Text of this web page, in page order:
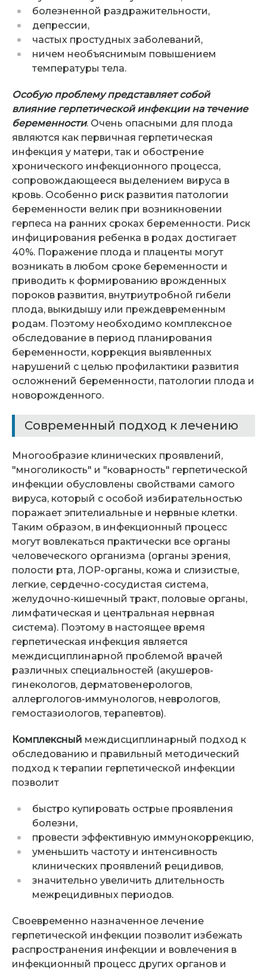
болезненной раздражительности,
депрессии,
частых простудных заболеваний,
ничем необъяснимым повышением
температуры тела.
Особую проблему представляет собой
влияние герпетической инфекции на течение
беременности. Очень опасными для плода
являются как первичная герпетическая
инфекция у матери, так и обострение
хронического инфекционного процесса,
сопровождающееся выделением вируса в
кровь. Особенно риск развития патологии
беременности велик при возникновении
герпеса на ранних сроках беременности. Риск
инфицирования ребенка в родах достигает
40%. Поражение плода и плаценты могут
возникать в любом сроке беременности и
приводить к формированию врожденных
пороков развития, внутриутробной гибели
плода, выкидышу или преждевременным
родам. Поэтому необходимо комплексное
обследование в период планирования
беременности, коррекция выявленных
нарушений с целью профилактики развития
осложнений беременности, патологии плода и
новорожденного.
Современный подход к лечению
Многообразие клинических проявлений,
"многоликость" и "коварность" герпетической
инфекции обусловлены свойствами самого
вируса, который с особой избирательностью
поражает эпителиальные и нервные клетки.
Таким образом, в инфекционный процесс
могут вовлекаться практически все органы
человеческого организма (органы зрения,
полости рта, ЛОР-органы, кожа и слизистые,
легкие, сердечно-сосудистая система,
желудочно-кишечный тракт, половые органы,
лимфатическая и центральная нервная
система). Поэтому в настоящее время
герпетическая инфекция является
междисциплинарной проблемой врачей
различных специальностей (акушеров-
гинекологов, дерматовенерологов,
аллергологов-иммунологов, неврологов,
гемостазиологов, терапевтов).
Комплексный междисциплинарный подход к
обследованию и правильный методический
подход к терапии герпетической инфекции
позволит
быстро купировать острые проявления
болезни,
провести эффективную иммунокоррекцию,
уменьшить частоту и интенсивность
клинических проявлений рецидивов,
значительно увеличить длительность
межрецидивных периодов.
Своевременно назначенное лечение
герпетической инфекции позволит избежать
распространения инфекции и вовлечения в
инфекционный процесс других органов и